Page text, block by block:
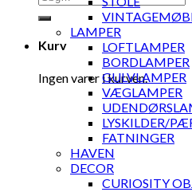
efter:
Kurv
Ingen varer i kurven.
LAMPER
LOFTLAMPER
BORDLAMPER
GULVLAMPER
VÆGLAMPER
LYSKILDER/
FATNINGER
HAVEN
DECOR
CURIOSITY